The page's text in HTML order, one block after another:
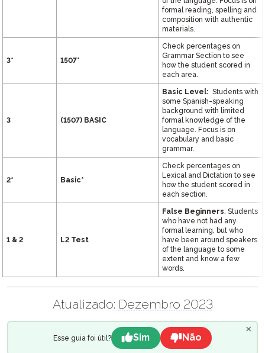
formal reading, spelling and
composition with authentic
materials.
3* 1507*
Check percentages on
Grammar Section to see
how the student scored in
each area.
3 (1507) BASIC
Basic Level: Students with
some Spanish-speaking
background with limited
formal knowledge of the
language. Focus is on
vocabulary and basic
grammar.
2* Basic*
Check percentages on
Lexical and Dictation to see
how the student scored in
each section.
1 & 2 L2 Test
False Beginners: Students
who have not had any
formal learning, but who
have been around speakers
of the language to some
extent and know a few
words.
Atualizado: Dezembro 2023
Esse guia foi útil? Sim Não
×